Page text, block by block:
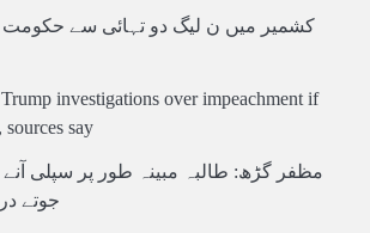
کشمیر میں ن لیگ دو تہائی سے حکومت
investigations over impeachment if
say
مظفر گڑھ: طالبہ مبینہ طور پر سپلی آنے
جوتے